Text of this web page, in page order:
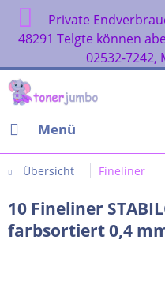
Private
48291 Telgte können
02532-7242,
Menü
Übersicht Fineliner
10 Fineliner
farbsortiert 0,4